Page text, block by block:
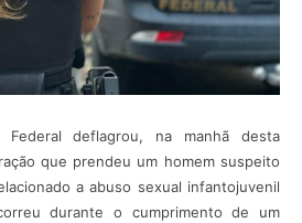
deflagrou, na manhã desta
que prendeu um homem suspeito
a abuso sexual infantojuvenil
durante o cumprimento de um